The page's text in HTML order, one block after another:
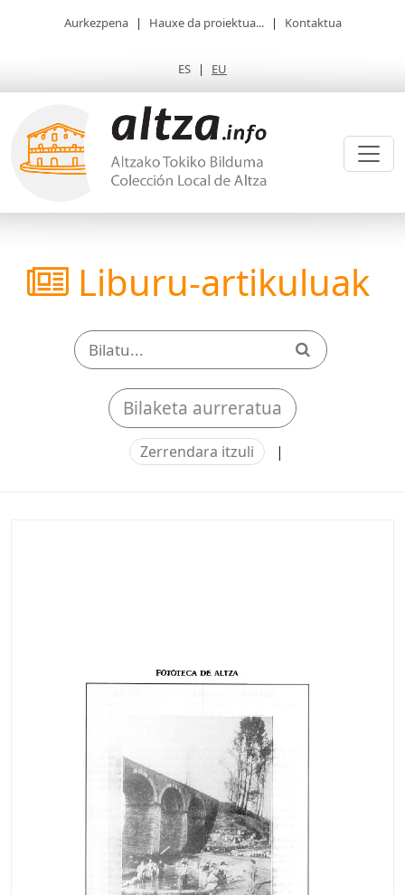
Aurkezpena | Hauxe da proiektua... | Kontaktua
ES | EU
Liburu-artikuluak
Bilaketa aurreratua
Zerrendara itzuli |